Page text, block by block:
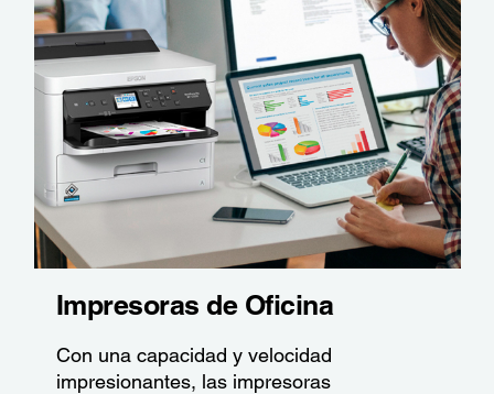
Impresoras de Oficina
Con una capacidad y velocidad
impresionantes, las impresoras